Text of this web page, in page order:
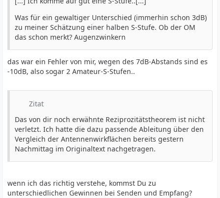
Was für ein gewaltiger Unterschied (immerhin schon 3dB)
zu meiner Schätzung einer halben S-Stufe. Ob der OM
das schon merkt? Augenzwinkern
das war ein Fehler von mir, wegen des 7dB-Abstands sind es
-10dB, also sogar 2 Amateur-S-Stufen..
Zitat
Das von dir noch erwähnte Reziprozitätstheorem ist nicht
verletzt. Ich hatte die dazu passende Ableitung über den
Vergleich der Antennenwirkflächen bereits gestern
Nachmittag im Originaltext nachgetragen.
wenn ich das richtig verstehe, kommst Du zu
unterschiedlichen Gewinnen bei Senden und Empfang?